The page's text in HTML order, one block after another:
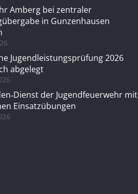
Amberg bei zentraler
in Gunzenhausen
Jugendleistungsprüfung 2026
abgelegt
der Jugendfeuerwehr mit
Einsatzübungen